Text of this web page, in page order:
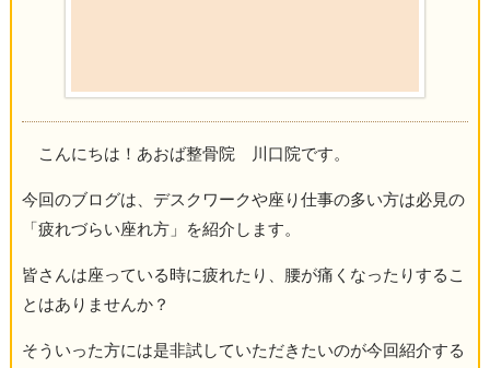
こんにちは！あおば整骨院 川口院です。
今回のブログは、デスクワークや座り仕事の多い方は必見の
「疲れづらい座れ方」を紹介します。
皆さんは座っている時に疲れたり、腰が痛くなったりするこ
とはありませんか？
そういった方には是非試していただきたいのが今回紹介する